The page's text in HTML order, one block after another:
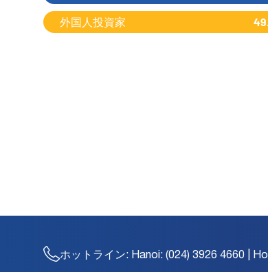
外国人投資家
ホットライン: Hanoi: (024) 3926 4660 |